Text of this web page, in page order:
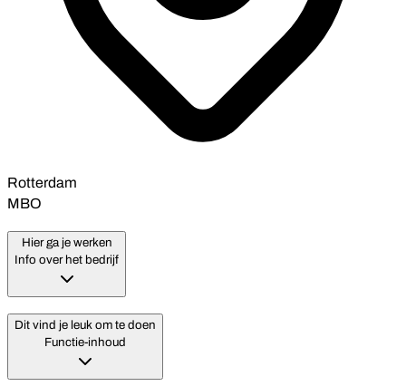
Rotterdam
MBO
Hier ga je werken
Info over het bedrijf
Dit vind je leuk om te doen
Functie-inhoud